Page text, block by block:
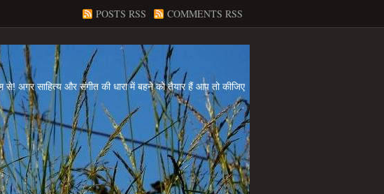
POSTS RSS COMMENTS RSS
से! अगर साहित्य और संगीत की धारा में बहने को तैयार हैं आप तो कीजिए